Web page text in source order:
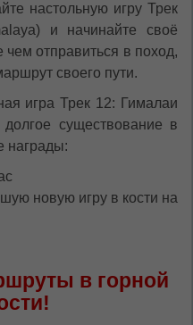
настольную игру Трек
и начинайте своё
отправиться в поход,
своего пути.
игра Трек 12: Гималаи
существование в
награды:
новую игру в кости на
в горной